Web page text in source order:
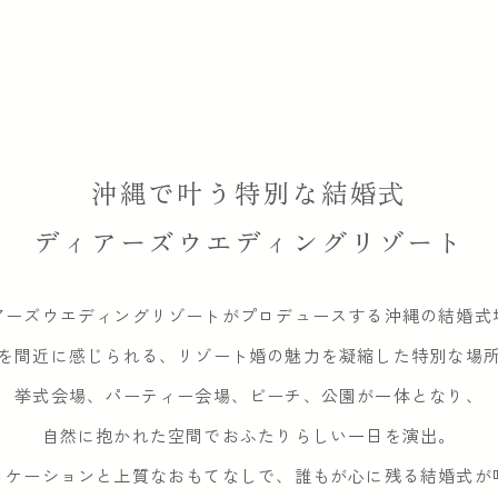
沖縄で叶う特別な結婚式
ディアーズウエディングリゾート
ーズウエディングリゾートがプロデュースする沖縄の結婚式
間近に感じられる、
リゾート婚の魅力を凝縮した特別な場所
挙式会場、パーティー会場、ビーチ、 公園が一体となり、
自然に抱かれた空間で おふたりらしい一日を演出。
ーションと上質なおもてなしで、 誰もが心に残る結婚式が